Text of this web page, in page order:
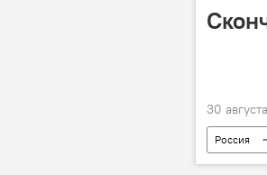
30
Россия